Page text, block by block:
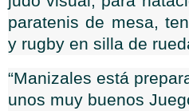
paratenis de mesa,
y rugby en silla de
“Manizales está
unos muy buenos